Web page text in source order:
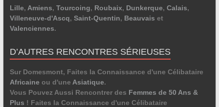
Lille, Amiens, Tourcoing, Roubaix, Dunkerque, Calais,
Villeneuve-d'Ascq, Saint-Quentin, Beauvais et
Valenciennes.
D’AUTRES RENCONTRES SÉRIEUSES
Sur Domesmont, Faites la Connaissance d'une Célibataire
Africaine ou d'une Asiatique.
Vous Pouvez Aussi Rencontrer des Femmes de 50 Ans &
Plus ! Faites la Connaissance d'une Célibataire